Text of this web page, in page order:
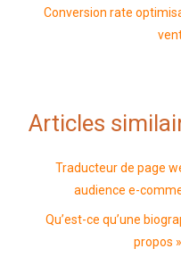
Conversion rate
Articles
Traducteur de page
audience e-
Qu’est-ce qu’une
propos